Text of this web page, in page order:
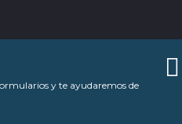
y te ayudaremos de